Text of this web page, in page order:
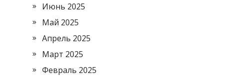
Июнь 2025
Май 2025
Апрель 2025
Март 2025
Февраль 2025